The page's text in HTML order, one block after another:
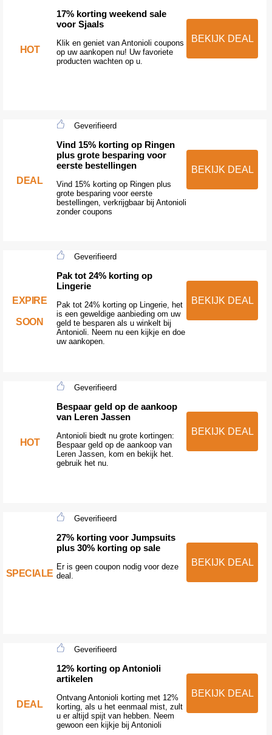
HOT
17% korting weekend sale
voor Sjaals
Klik en geniet van Antonioli coupons
op uw aankopen nu! Uw favoriete
producten wachten op u.
BEKIJK DEAL
DEAL
Geverifieerd
Vind 15% korting op Ringen
plus grote besparing voor
eerste bestellingen
Vind 15% korting op Ringen plus
grote besparing voor eerste
bestellingen, verkrijgbaar bij Antonioli
zonder coupons
BEKIJK DEAL
EXPIRE
SOON
Geverifieerd
Pak tot 24% korting op
Lingerie
Pak tot 24% korting op Lingerie, het
is een geweldige aanbieding om uw
geld te besparen als u winkelt bij
Antonioli. Neem nu een kijkje en doe
uw aankopen.
BEKIJK DEAL
HOT
Geverifieerd
Bespaar geld op de aankoop
van Leren Jassen
Antonioli biedt nu grote kortingen:
Bespaar geld op de aankoop van
Leren Jassen, kom en bekijk het.
gebruik het nu.
BEKIJK DEAL
SPECIALE
Geverifieerd
27% korting voor Jumpsuits
plus 30% korting op sale
Er is geen coupon nodig voor deze
deal.
BEKIJK DEAL
DEAL
Geverifieerd
12% korting op Antonioli
artikelen
Ontvang Antonioli korting met 12%
korting, als u het eenmaal mist, zult
u er altijd spijt van hebben. Neem
gewoon een kijkje bij Antonioli
BEKIJK DEAL